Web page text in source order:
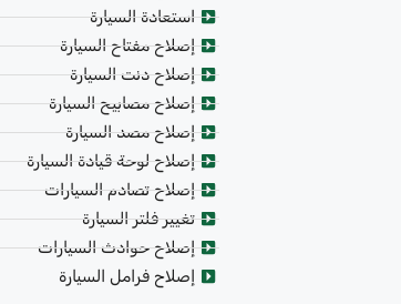
استعادة السيارة
إصلاح مفتاح السيارة
إصلاح دنت السيارة
إصلاح مصابيح السيارة
إصلاح مصد السيارة
إصلاح لوحة قيادة السيارة
إصلاح تصادم السيارات
تغيير فلتر السيارة
إصلاح حوادث السيارات
إصلاح فرامل السيارة